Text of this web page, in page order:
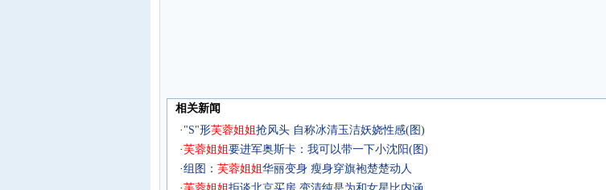
相关新闻
· "S"形芙蓉姐 姐 抢风头 自称冰清玉洁妖娆性感(图)
·芙蓉姐 姐 要进军奥斯卡：我可以带一下小沈阳(图)
·组图： 芙蓉姐 姐 华丽变身 瘦身穿旗袍楚楚动人